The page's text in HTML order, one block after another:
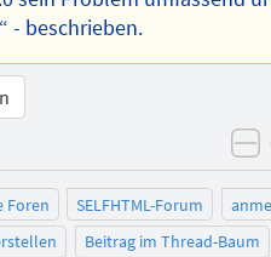
- beschrieben.
Foren SELFHTML-Forum
Beitrag im Thread-Baum